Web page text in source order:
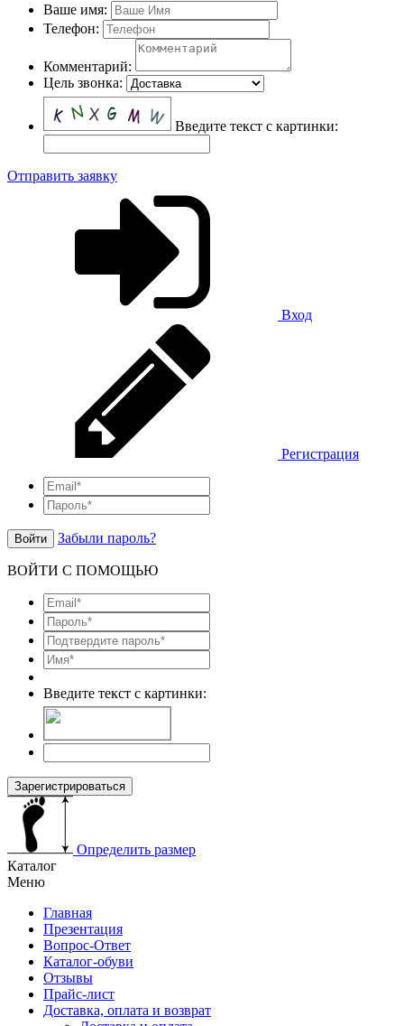
Ваше имя:
Телефон:
Комментарий:
Цель звонка:
Введите текст с картинки:
Отправить заявку
Вход
Регистрация
Войти Забыли пароль?
ВОЙТИ С ПОМОЩЬЮ
Введите текст с картинки:
Зарегистрироваться
Определить размер
Каталог
Меню
Главная
Презентация
Вопрос-Ответ
Каталог-обуви
Отзывы
Прайс-лист
Доставка, оплата и возврат